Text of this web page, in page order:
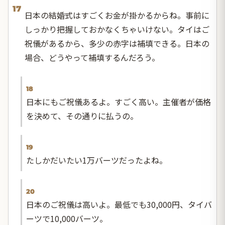
17
日本の結婚式はすごくお金が掛かるからね。事前に
しっかり把握しておかなくちゃいけない。タイはご
祝儀があるから、多少の赤字は補填できる。日本の
場合、どうやって補填するんだろう。
18
日本にもご祝儀あるよ。すごく高い。主催者が価格
を決めて、その通りに払うの。
19
たしかだいたい1万バーツだったよね。
20
日本のご祝儀は高いよ。最低でも30,000円、タイバ
ーツで10,000バーツ。